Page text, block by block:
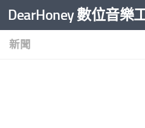
Skip to content
DearHoney 數位音樂
新聞